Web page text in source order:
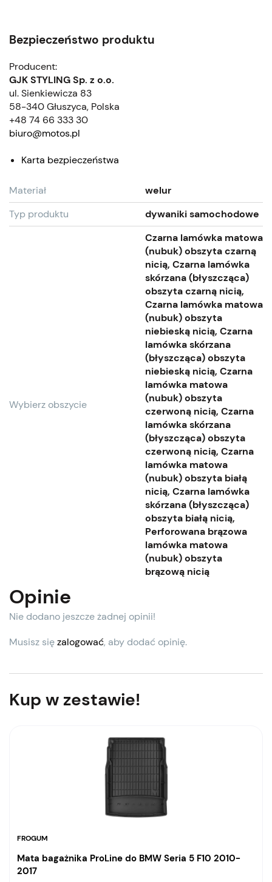
Bezpieczeństwo produktu
Producent:
GJK STYLING Sp. z o.o.
ul. Sienkiewicza 83
58-340 Głuszyca, Polska
+48 74 66 333 30
biuro@motos.pl
Karta bezpieczeństwa
Materiał
welur
Typ produktu
dywaniki samochodowe
Wybierz obszycie
Czarna lamówka matowa
(nubuk) obszyta czarną
nicią, Czarna lamówka
skórzana (błyszcząca)
obszyta czarną nicią,
Czarna lamówka matowa
(nubuk) obszyta
niebieską nicią, Czarna
lamówka skórzana
(błyszcząca) obszyta
niebieską nicią, Czarna
lamówka matowa
(nubuk) obszyta
czerwoną nicią, Czarna
lamówka skórzana
(błyszcząca) obszyta
czerwoną nicią, Czarna
lamówka matowa
(nubuk) obszyta białą
nicią, Czarna lamówka
skórzana (błyszcząca)
obszyta białą nicią,
Perforowana brązowa
lamówka matowa
(nubuk) obszyta
brązową nicią
Opinie
Nie dodano jeszcze żadnej opinii!
Musisz sięzalogować, aby dodać opinię.
Kup w zestawie!
FROGUM
Mata bagażnika ProLine do BMW Seria 5 F10 2010-
2017